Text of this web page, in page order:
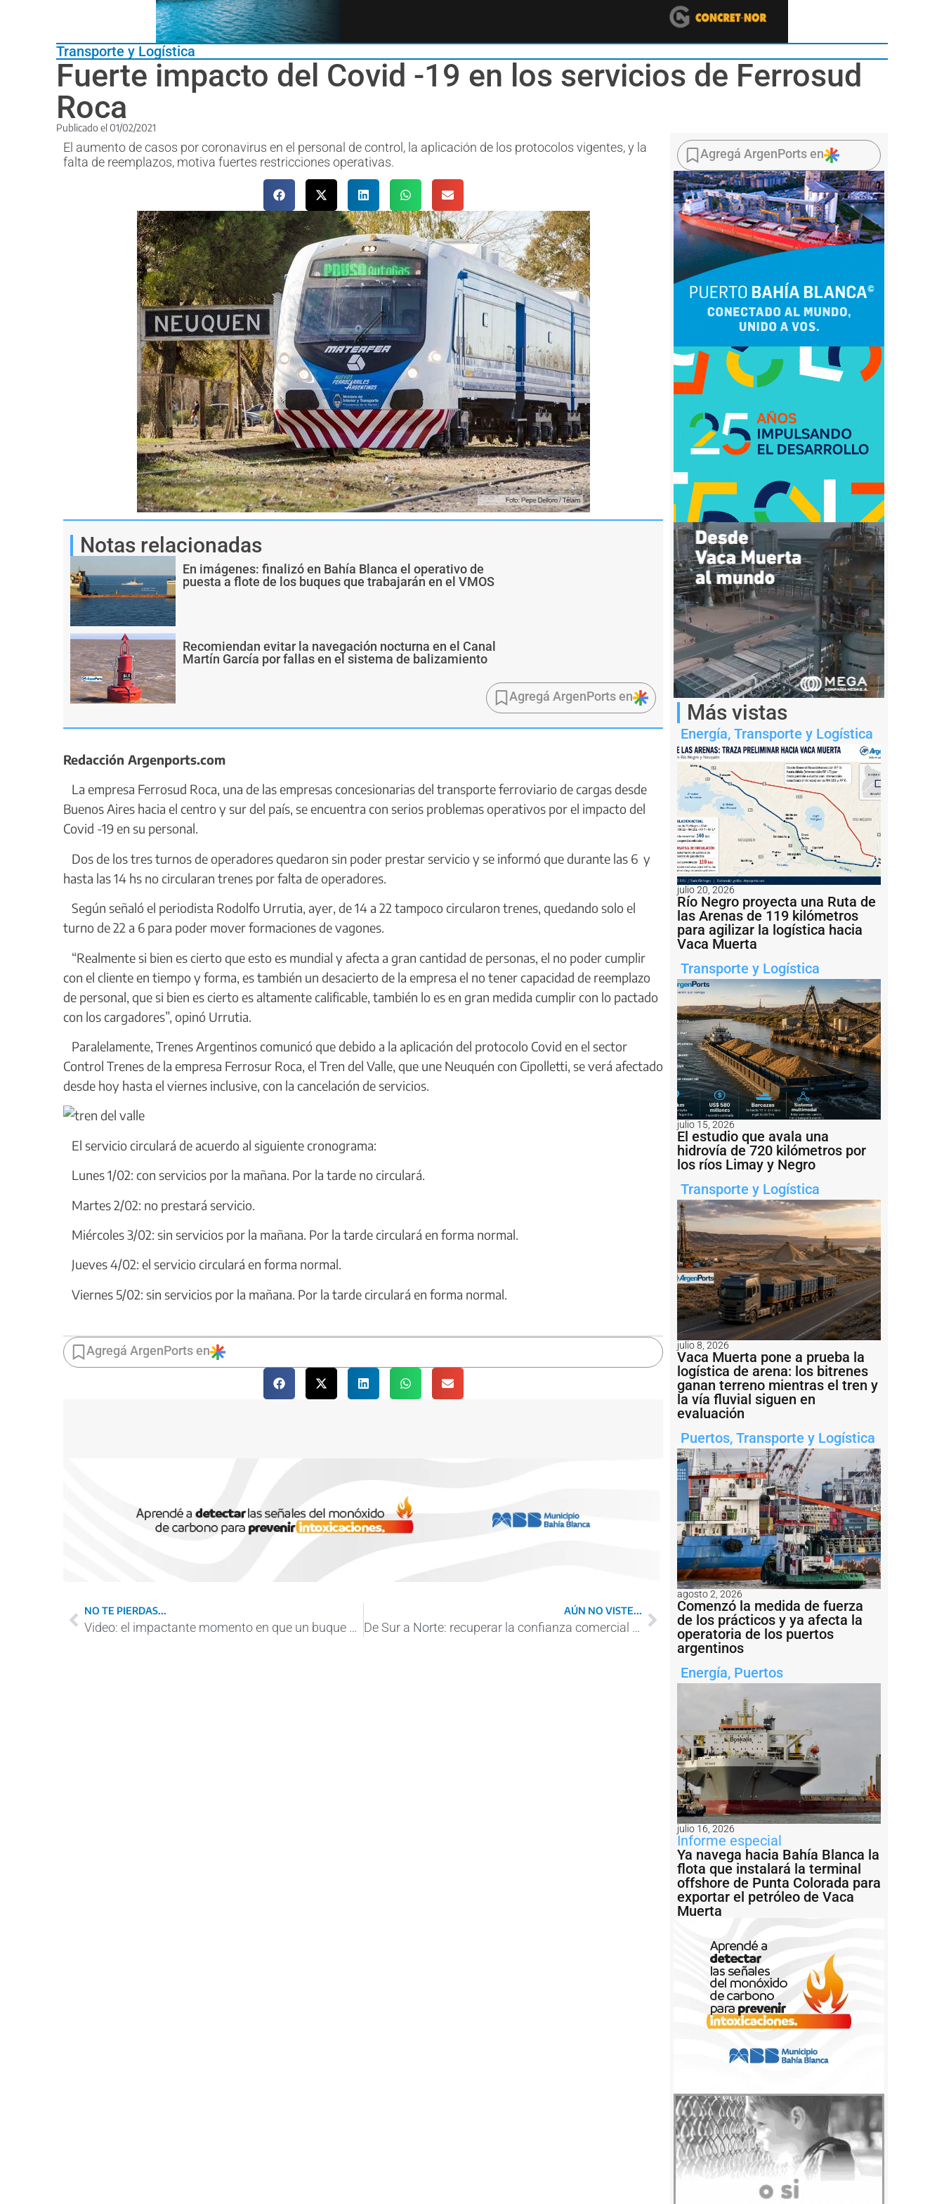
Transporte y Logística
Fuerte impacto del Covid -19 en los servicios de Ferrosud
Roca
Publicado el 01/02/2021
El aumento de casos por coronavirus en el personal de control, la aplicación de los protocolos vigentes, y la
falta de reemplazos, motiva fuertes restricciones operativas.
Notas relacionadas
En imágenes: finalizó en Bahía Blanca el operativo de
puesta a flote de los buques que trabajarán en el VMOS
Recomiendan evitar la navegación nocturna en el Canal
Martín García por fallas en el sistema de balizamiento
Agregá ArgenPorts en
Redacción Argenports.com
La empresa Ferrosud Roca, una de las empresas concesionarias del transporte ferroviario de cargas desde
Buenos Aires hacia el centro y sur del país, se encuentra con serios problemas operativos por el impacto del
Covid -19 en su personal.
Dos de los tres turnos de operadores quedaron sin poder prestar servicio y se informó que durante las 6 y
hasta las 14 hs no circularan trenes por falta de operadores.
Según señaló el periodista Rodolfo Urrutia, ayer, de 14 a 22 tampoco circularon trenes, quedando solo el
turno de 22 a 6 para poder mover formaciones de vagones.
“Realmente si bien es cierto que esto es mundial y afecta a gran cantidad de personas, el no poder cumplir
con el cliente en tiempo y forma, es también un desacierto de la empresa el no tener capacidad de reemplazo
de personal, que si bien es cierto es altamente calificable, también lo es en gran medida cumplir con lo pactado
con los cargadores”, opinó Urrutia.
Paralelamente, Trenes Argentinos comunicó que debido a la aplicación del protocolo Covid en el sector
Control Trenes de la empresa Ferrosur Roca, el Tren del Valle, que une Neuquén con Cipolletti, se verá afectado
desde hoy hasta el viernes inclusive, con la cancelación de servicios.
El servicio circulará de acuerdo al siguiente cronograma:
Lunes 1/02: con servicios por la mañana. Por la tarde no circulará.
Martes 2/02: no prestará servicio.
Miércoles 3/02: sin servicios por la mañana. Por la tarde circulará en forma normal.
Jueves 4/02: el servicio circulará en forma normal.
Viernes 5/02: sin servicios por la mañana. Por la tarde circulará en forma normal.
Agregá ArgenPorts en
NO TE PIERDAS...
Video: el impactante momento en que un buque se parte en dos y se hunde en el Mar Negro
AÚN NO VISTE...
De Sur a Norte: recuperar la confianza comercial del ferrocarril en Argentina
Agregá ArgenPorts en
Más vistas
Energía, Transporte y Logística
julio 20, 2026
Río Negro proyecta una Ruta de
las Arenas de 119 kilómetros
para agilizar la logística hacia
Vaca Muerta
Transporte y Logística
julio 15, 2026
El estudio que avala una
hidrovía de 720 kilómetros por
los ríos Limay y Negro
Transporte y Logística
julio 8, 2026
Vaca Muerta pone a prueba la
logística de arena: los bitrenes
ganan terreno mientras el tren y
la vía fluvial siguen en
evaluación
Puertos, Transporte y Logística
agosto 2, 2026
Comenzó la medida de fuerza
de los prácticos y ya afecta la
operatoria de los puertos
argentinos
Energía, Puertos
julio 16, 2026
Informe especial
Ya navega hacia Bahía Blanca la
flota que instalará la terminal
offshore de Punta Colorada para
exportar el petróleo de Vaca
Muerta